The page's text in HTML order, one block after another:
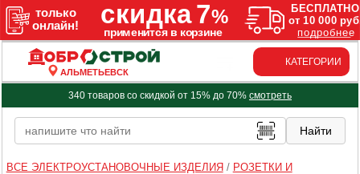
АЛЬМЕТЬЕВСК
КАТЕГОРИИ
340 товаров со скидкой от 15% до 70% смотреть
ВСЕ ЭЛЕКТРОУСТАНОВОЧНЫЕ ИЗДЕЛИЯ / РОЗЕТКИ И